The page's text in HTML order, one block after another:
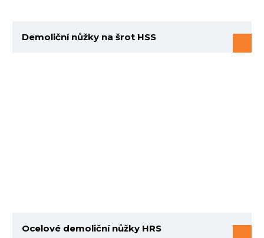
Demoliční nůžky na šrot HSS
Ocelové demoliční nůžky HRS